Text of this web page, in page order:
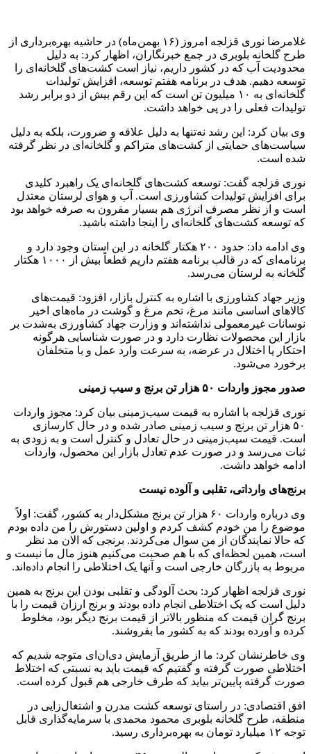
غلامرضا نوری قزلجه امروز (۱۶ بهمن‌ماه) در حاشیه بهره‌برداری از
طرح گلخانه بلوبری در جمع خبرنگاران، اظهار کرد: به دلیل
محدودیت آب که در کشور داریم، نیاز است کشت‌های گلخانه‌ای را
توسعه دهیم. هدف در برنامه هفتم توسعه، افزایش تولیدات
گلخانه‌ای به ۱۰ میلیون تن است که این رقم بیش از دو برابر رشد
تولیدات فعلی را در پی خواهد داشت.
وی بیان کرد: این رشد نه‌تنها به دلیل علاقه و ضرورت، بلکه به دلیل
سیاست‌های حمایتی از کشت‌های متراکم و گلخانه‌ای در نظر گرفته
شده است.
نوری قزلجه گفت: توسعه کشت‌های گلخانه‌ای یک راهبرد کلیدی
برای افزایش تولیدات کشاورزی است. آب و هوای لرستان معتدل
است و از نظر مصرف انرژی هم بسیار مقرون به صرفه خواهد بود
که توسعه کشت‌های گلخانه‌ای را اینجا داشته باشید.
وی ادامه داد: حدود ۲۰۰ هکتار گلخانه در این استان وجود دارد و
برنامه‌ای که در قالب برنامه هفتم داریم قطعاً بیش از ۱۰۰۰ هکتار
گلخانه به لرستان می‌رسد.
وزیر جهاد کشاورزی با اشاره به کنترل بازار، افزود: قیمت‌های
کالاهای اساسی مانند مرغ، تخم‌ مرغ و گوشت در ماه‌های اخیر
نوسانات غیرمعمولی نداشته‌اند و وزارت جهاد کشاورزی به‌شدت بر
بازار این محصولات نظارت دارد و در صورت شناسایی هرگونه
احتکار یا اختلال در عرضه، به‌ سرعت وارد عمل و با متخلفان
برخورد می‌شود.
صدور مجوز واردات ۵۰ هزار تن برنج و سیب زمینی
نوری قزلجه با اشاره به قیمت سیب‌زمینی بیان کرد: مجوز واردات
۵۰ هزار تن برنج و سیب زمینی صادر شده و در حال کارسازی
است. قیمت سیب‌زمینی در حال تعادل و کنترل است و به زودی به
ثبات می‌رسد و در صورت عدم تعادل بازار این محصول، واردات
ادامه خواهد داشت.
برنج‌های وارداتی، تقلبی و آلوده نیست
وی درباره واردات ۶۰ هزار تن برنج مشکل‌دار به کشور، گفت: اولاً
موضوع را من خودم کشف کردم و اولین دستورش را من داده بودم
که حالا نمایندگان از من سوال می‌کردند. برنجی که الان مد نظر
است، همین لحظه‌ای که با هم صحبت می‌کنیم هنوز مال ما نیست و
مربوط به بازرگان خارجی است و آنها یک اختلاطی را انجام داده‌اند.
نوری قزلجه اظهار کرد: بحث آلودگی و تقلبی بودن این برنج به همین
دلیل است که یک اختلاطی انجام داده بودند و برنج ارزان قیمت را با
برنج گران قیمت که منظور بالاتر از قیمت برنج دیگر بود، مخلوط
کرده و آورده بودند که به کشور ما بفروشند.
وی خاطرنشان کرد: ما از طریق آزمایش دی‌ان‌ای متوجه شدیم که
اختلاطی صورت گرفته و گفتیم که قیمت باید به نسبتی که اختلاط
صورت گرفته پایین‌تر بیاید که طرف خارجی هم قبول کرده است.
افق اقتصادی: در راستای توسعه کشت مدرن و اشتغال‌زایی در
منطقه، طرح گلخانه بلوبری محمود محمدی با سرمایه‌گذاری قابل
توجه ۱۲ میلیارد تومان به بهره‌برداری رسید.